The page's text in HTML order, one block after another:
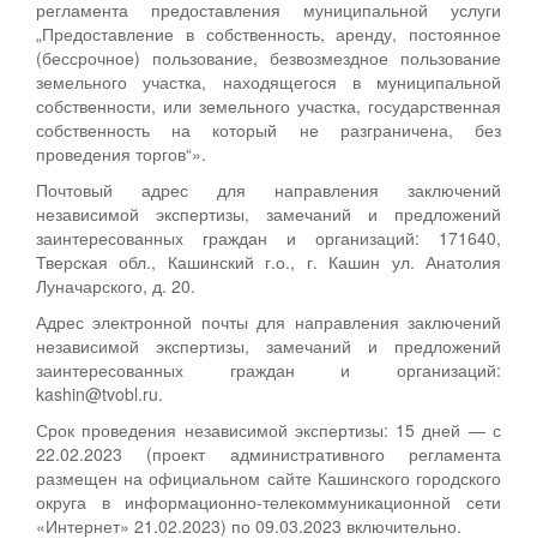
регламента предоставления муниципальной услуги
„Предоставление в собственность, аренду, постоянное
(бессрочное) пользование, безвозмездное пользование
земельного участка, находящегося в муниципальной
собственности, или земельного участка, государственная
собственность на который не разграничена, без
проведения торгов“».
Почтовый адрес для направления заключений
независимой экспертизы, замечаний и предложений
заинтересованных граждан и организаций: 171640,
Тверская обл., Кашинский г.о., г. Кашин ул. Анатолия
Луначарского, д. 20.
Адрес электронной почты для направления заключений
независимой экспертизы, замечаний и предложений
заинтересованных граждан и организаций:
kashin@tvobl.ru.
Срок проведения независимой экспертизы: 15 дней — с
22.02.2023 (проект административного регламента
размещен на официальном сайте Кашинского городского
округа в информационно-телекоммуникационной сети
«Интернет» 21.02.2023) по 09.03.2023 включительно.